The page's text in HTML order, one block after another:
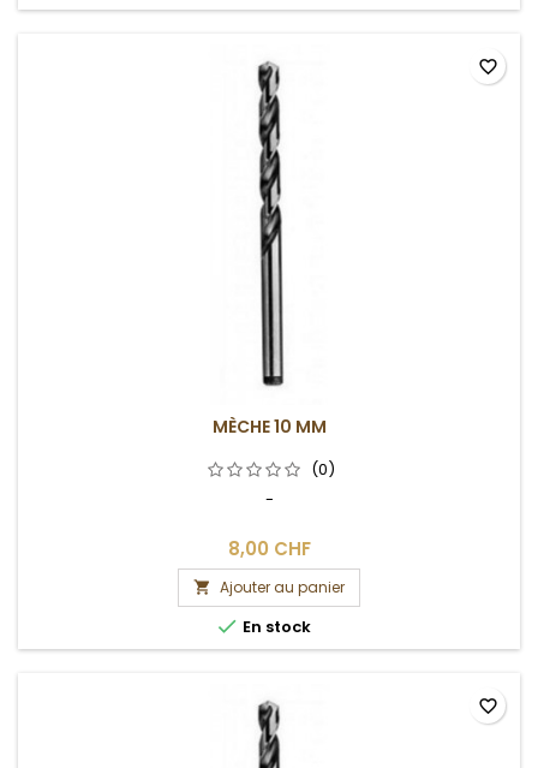
MÈCHE 10 MM
(0)
-
8,00 CHF
 Ajouter au panier
 En stock
favorite_border
favorite_border